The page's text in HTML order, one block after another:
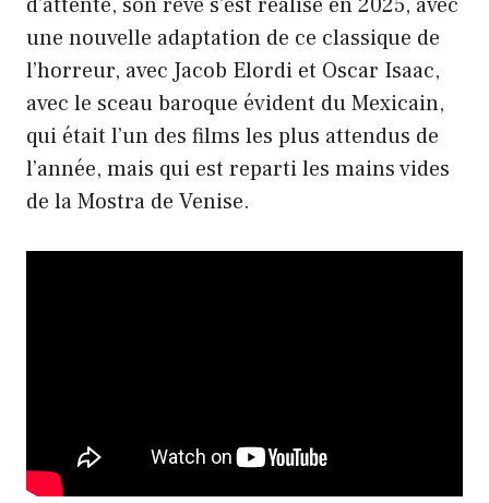
une nouvelle adaptation de ce classique de
l’horreur, avec Jacob Elordi et Oscar Isaac,
avec le sceau baroque évident du Mexicain,
qui était l’un des films les plus attendus de
l’année, mais qui est reparti les mains vides
de la Mostra de Venise.